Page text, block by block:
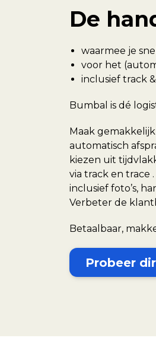
De
waarmee je
voor het
inclusief track
Bumbal is dé
Maak
automatisch
kiezen uit
via track en trace
inclusief foto’s,
Verbeter de
Betaalbaar,
Probeer